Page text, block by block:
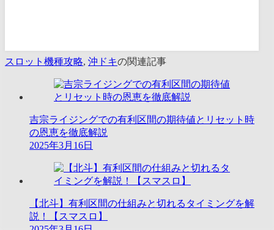
スロット機種攻略, 沖ドキの関連記事
吉宗ライジングでの有利区間の期待値とリセット時
の恩恵を徹底解説
2025年3月16日
【北斗】有利区間の仕組みと切れるタイミングを解
説！【スマスロ】